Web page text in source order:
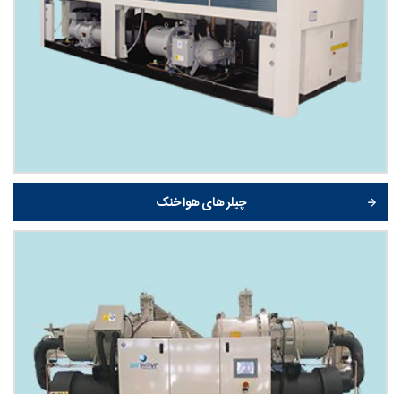
چیلر های هوا خنک